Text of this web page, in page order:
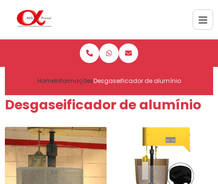
HomeInformaçõesDesgaseificador de alumínio
Desgaseificador de alumínio